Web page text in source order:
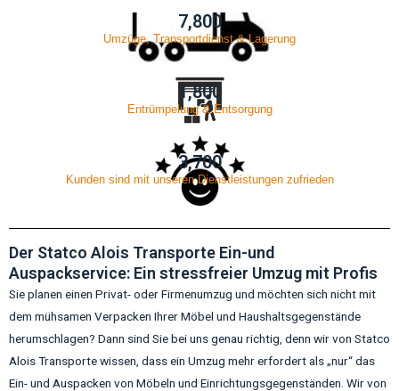
Umzüge, Transportdienst & Lagerung
7,800
Entrümpelung & Entsorgung
1,800
Kunden sind mit unseren Dienstleistungen zufrieden
3,700
Der Statco Alois Transporte Ein-und
Auspackservice: Ein stressfreier Umzug mit Profis
Sie planen einen Privat- oder Firmenumzug und möchten sich nicht mit
dem mühsamen Verpacken Ihrer Möbel und Haushaltsgegenstände
herumschlagen? Dann sind Sie bei uns genau richtig, denn wir von Statco
Alois Transporte wissen, dass ein Umzug mehr erfordert als „nur“ das
Ein- und Auspacken von Möbeln und Einrichtungsgegenständen. Wir von